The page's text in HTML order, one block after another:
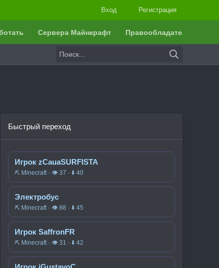
Вход Регистрация
Сервера Майнкрафт Правообладателям
Быстрый переход
Игрок zCauaSURFISTA
⛏️ Minecraft · 👁 37 · ⬇ 40
Электробус
⛏️ Minecraft · 👁 88 · ⬇ 45
Игрок SaffronFR
⛏️ Minecraft · 👁 31 · ⬇ 42